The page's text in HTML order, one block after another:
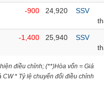
-900 24,920
SSV
-1,400 25,940
SSV
điều chỉnh; (**)Hòa vốn = Giá
* Tỷ lệ chuyển đổi điều chỉnh